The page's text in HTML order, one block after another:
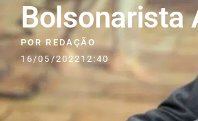
Bolsonarista
POR REDAÇÃO
16/05/2022 12:40